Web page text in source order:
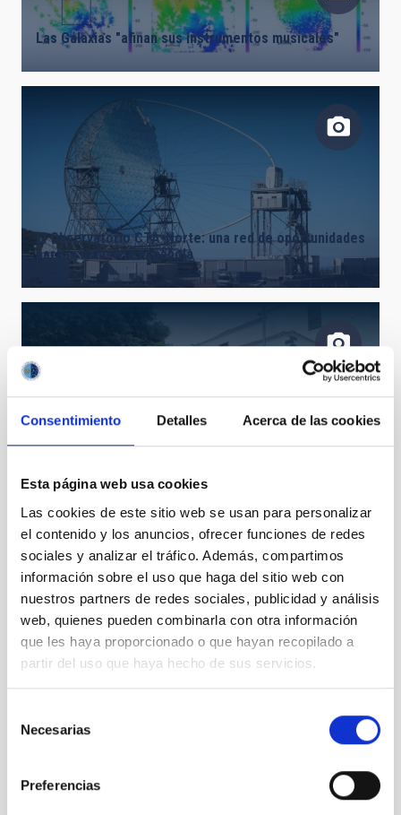
Consentimiento Detalles Acerca de las cookies
Esta página web usa cookies
Las cookies de este sitio web se usan para personalizar
el contenido y los anuncios, ofrecer funciones de redes
sociales y analizar el tráfico. Además, compartimos
información sobre el uso que haga del sitio web con
nuestros partners de redes sociales, publicidad y análisis
web, quienes pueden combinarla con otra información
que les haya proporcionado o que hayan recopilado a
partir del uso que haya hecho de sus servicios.
Necesarias
Preferencias
Las Galaxias "afinan sus instrumentos musicales"
El Observatorio CTA-Norte: una red de oportunidades
para la industria española
llamamiento solicitando el apoyo de los principales
actores relacionados con la protección del cielo
nocturno